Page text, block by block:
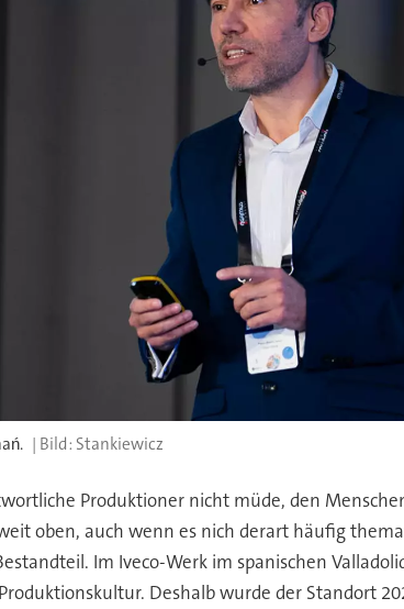
Stankiewicz
Produktioner nicht müde, den
oben, auch wenn es nich derart häufig
Im Iveco-Werk im spanischen
Deshalb wurde der Standort